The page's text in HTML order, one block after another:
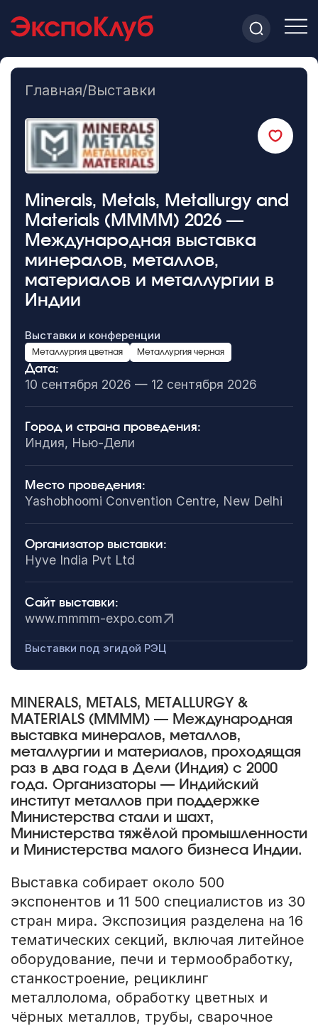
Главная/Выставки
Minerals, Metals, Metallurgy and
Materials (MMMM) 2026 —
Международная выставка
минералов, металлов,
материалов и металлургии в
Индии
Выставки и конференции
Металлургия цветная Металлургия черная
Дата:
10 сентября 2026 — 12 сентября 2026
Город и страна проведения:
Индия, Нью-Дели
Место проведения:
Yashobhoomi Convention Centre, New Delhi
Организатор выставки:
Hyve India Pvt Ltd
Сайт выставки:
www.mmmm-expo.com
Выставки под эгидой РЭЦ
MINERALS, METALS, METALLURGY &
MATERIALS (MMMM) — Международная
выставка минералов, металлов,
металлургии и материалов, проходящая
раз в два года в Дели (Индия) с 2000
года. Организаторы — Индийский
институт металлов при поддержке
Министерства стали и шахт,
Министерства тяжёлой промышленности
и Министерства малого бизнеса Индии.
Выставка собирает около 500
экспонентов и 11 500 специалистов из 30
стран мира. Экспозиция разделена на 16
тематических секций, включая литейное
оборудование, печи и термообработку,
станкостроение, рециклинг
металлолома, обработку цветных и
чёрных металлов, трубы, сварочное